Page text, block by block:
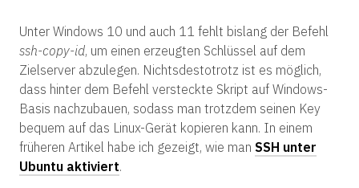
Unter Windows 10 und auch 11 fehlt bislang der Befehl
ssh-copy-id, um einen erzeugten Schlüssel auf dem
Zielserver abzulegen. Nichtsdestotrotz ist es möglich,
dass hinter dem Befehl versteckte Skript auf Windows-
Basis nachzubauen, sodass man trotzdem seinen Key
bequem auf das Linux-Gerät kopieren kann. In einem
früheren Artikel habe ich gezeigt, wie man SSH unter
Ubuntu aktiviert.